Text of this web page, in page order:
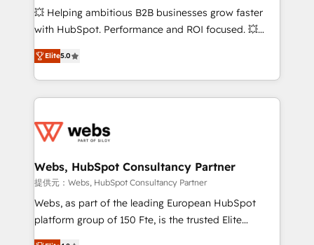
pipeline growth programs • Sales enablement tools
and CRM optimization • Retention strategies with
Execution • 750+ onboardings and 2,000+
implementations • Deep expertise across marketing,
💥 Helping ambitious B2B businesses grow faster
with HubSpot. Performance and ROI focused. 💥
BBD Boom is the HubSpot partner that can help you
to HubSpot Better. We work with your teams to
solve all your HubSpot challenges and improve user
adoption, sales process and marketing results.
the first time 🔧 Designing and optimising your
and build using HubSpot 🔌 Integrating HubSpot
with other systems 🎓 Training your teams to be
HubSpot pros 📊 Lead generation services using
HubSpot Why us? - SIX HubSpot Accreditations -
Elite5.0
Webs, HubSpot Consultancy Partner
提供元：Webs, HubSpot Consultancy Partner
Webs, as part of the leading European HubSpot
platform group of 150 Fte, is the trusted Elite
HubSpot CRM Partner offering you a roadmap on